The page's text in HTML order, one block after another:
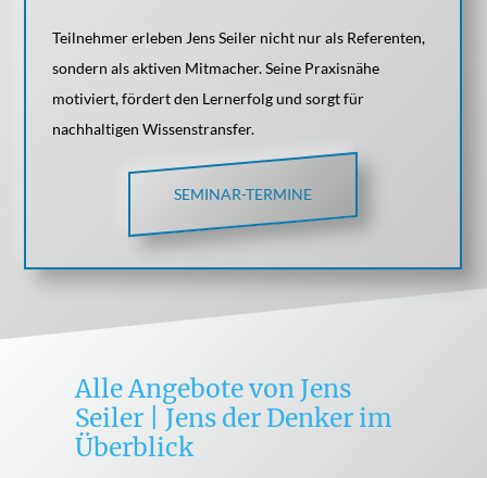
Teilnehmer erleben Jens Seiler nicht nur als Referenten,
sondern als aktiven Mitmacher. Seine Praxisnähe
motiviert, fördert den Lernerfolg und sorgt für
nachhaltigen Wissenstransfer.
SEMINAR-TERMINE
Alle Angebote von Jens
Seiler | Jens der Denker im
Überblick